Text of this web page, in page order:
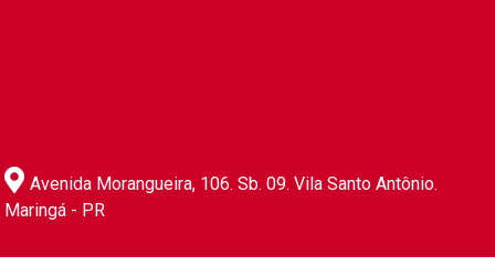
Avenida Morangueira, 106. Sb. 09. Vila Santo Antônio.
Maringá - PR